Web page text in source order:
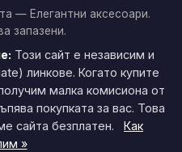
— Елегантни аксесоари.
запазени.
Този сайт е независим и
линкове. Когато купите
малка комисиона от
покупката за вас. Това
сайта безплатен.
Как
»